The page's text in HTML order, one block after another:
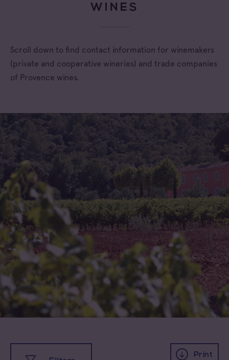
WINES
Scroll down to find contact information for winemakers
(private and cooperative wineries) and trade companies
of Provence wines.
Print